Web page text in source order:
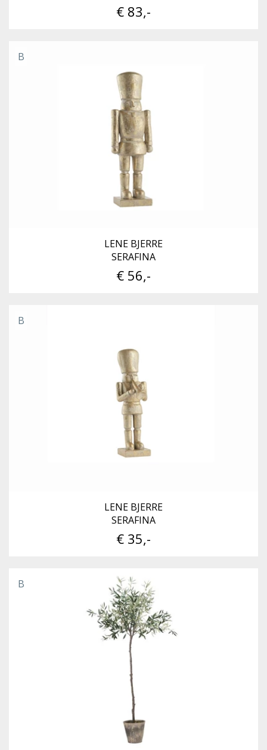
€ 83,-
B
LENE BJERRE
SERAFINA
€ 56,-
B
LENE BJERRE
SERAFINA
€ 35,-
B